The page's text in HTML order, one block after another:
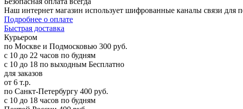
Наш интернет магазин использует шифрованные каналы связи для
Подробнее о оплате
Быстрая доставка
Курьером
по Москве и Подмосковью 300 руб.
с 10 до 22 часов по будням
с 10 до 18 по выходным Бесплатно
для заказов
от 6 т.р.
по Санкт-Петербургу 400 руб.
с 10 до 18 часов по будням